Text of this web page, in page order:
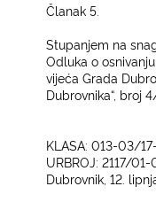
Članak 5.­
Stupanjem na
Odluka o
vijeća Grada
Dubrovnika“, broj
KLASA: 013-03/
URBROJ: 2117/01-
Dubrovnik, 12.